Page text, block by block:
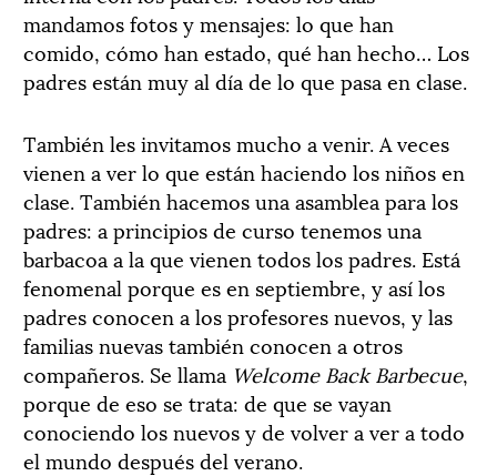
mandamos fotos y mensajes: lo que han
comido, cómo han estado, qué han hecho… Los
padres están muy al día de lo que pasa en clase.
También les invitamos mucho a venir. A veces
vienen a ver lo que están haciendo los niños en
clase. También hacemos una asamblea para los
padres: a principios de curso tenemos una
barbacoa a la que vienen todos los padres. Está
fenomenal porque es en septiembre, y así los
padres conocen a los profesores nuevos, y las
familias nuevas también conocen a otros
compañeros. Se llama Welcome Back Barbecue,
porque de eso se trata: de que se vayan
conociendo los nuevos y de volver a ver a todo
el mundo después del verano.